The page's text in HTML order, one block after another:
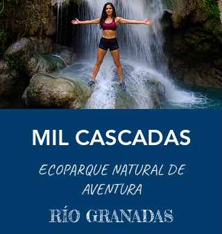
MIL CASCADAS
ECOPARQUE NATURAL DE
AVENTURA
RÍO GRANADAS